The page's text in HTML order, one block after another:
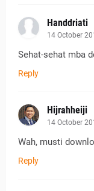
Handdriati
14 October
Sehat-sehat mba
Reply
Hijrahheiji
14 October
Wah, musti
Reply